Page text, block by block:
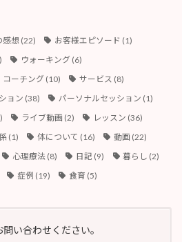
感想 (22) お客様エピソード (1)
ウォーキング (6)
コーチング (10) サービス (8)
ョン (38) パーソナルセッション (1)
ライブ動画 (2) レッスン (36)
(1) 体について (16) 動画 (22)
心理療法 (8) 日記 (9) 暮らし (2)
症例 (19) 食育 (5)
い合わせください。